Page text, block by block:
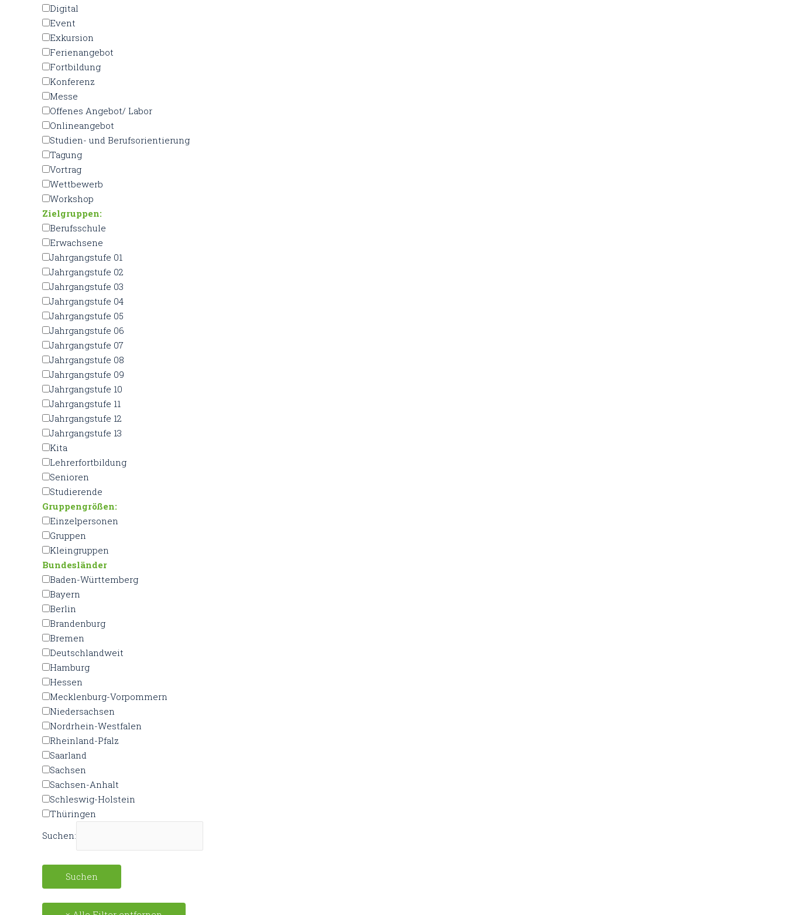
Digital
Event
Exkursion
Ferienangebot
Fortbildung
Konferenz
Messe
Offenes Angebot/ Labor
Onlineangebot
Studien- und Berufsorientierung
Tagung
Vortrag
Wettbewerb
Workshop
Zielgruppen:
Berufsschule
Erwachsene
Jahrgangstufe 01
Jahrgangstufe 02
Jahrgangstufe 03
Jahrgangstufe 04
Jahrgangstufe 05
Jahrgangstufe 06
Jahrgangstufe 07
Jahrgangstufe 08
Jahrgangstufe 09
Jahrgangstufe 10
Jahrgangstufe 11
Jahrgangstufe 12
Jahrgangstufe 13
Kita
Lehrerfortbildung
Senioren
Studierende
Gruppengrößen:
Einzelpersonen
Gruppen
Kleingruppen
Bundesländer
Baden-Württemberg
Bayern
Berlin
Brandenburg
Bremen
Deutschlandweit
Hamburg
Hessen
Mecklenburg-Vorpommern
Niedersachsen
Nordrhein-Westfalen
Rheinland-Pfalz
Saarland
Sachsen
Sachsen-Anhalt
Schleswig-Holstein
Thüringen
Suchen: